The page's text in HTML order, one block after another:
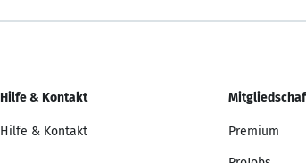
Hilfe & Kontakt
Hilfe & Kontakt Premium